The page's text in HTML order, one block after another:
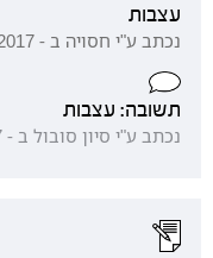
עצבות
נכתב ע"י חסויה ב - 24/08/2017 10:15:01
תשובה: עצבות
נכתב ע"י סיון סובול ב - 27/08/2017 15:28:47